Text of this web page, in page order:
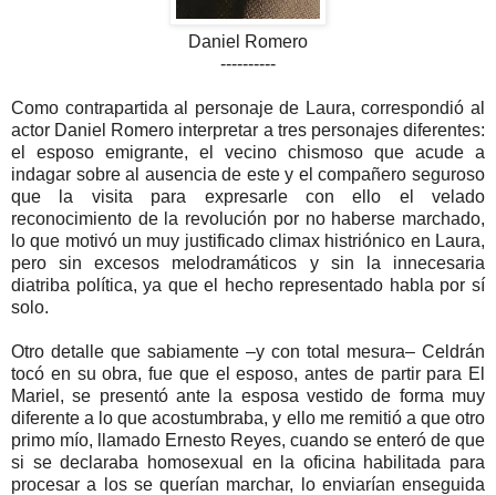
Daniel Romero
----------
Como contrapartida al personaje de Laura, correspondió al
actor Daniel Romero interpretar a tres personajes diferentes:
el esposo emigrante, el vecino chismoso que acude a
indagar sobre al ausencia de este y el compañero seguroso
que la visita para expresarle con ello el velado
reconocimiento de la revolución por no haberse marchado,
lo que motivó un muy justificado climax histriónico en Laura,
pero sin excesos melodramáticos y sin la innecesaria
diatriba política, ya que el hecho representado habla por sí
solo.
Otro detalle que sabiamente –y con total mesura– Celdrán
tocó en su obra, fue que el esposo, antes de partir para El
Mariel, se presentó ante la esposa vestido de forma muy
diferente a lo que acostumbraba, y ello me remitió a que otro
primo mío, llamado Ernesto Reyes, cuando se enteró de que
si se declaraba homosexual en la oficina habilitada para
procesar a los se querían marchar, lo enviarían enseguida